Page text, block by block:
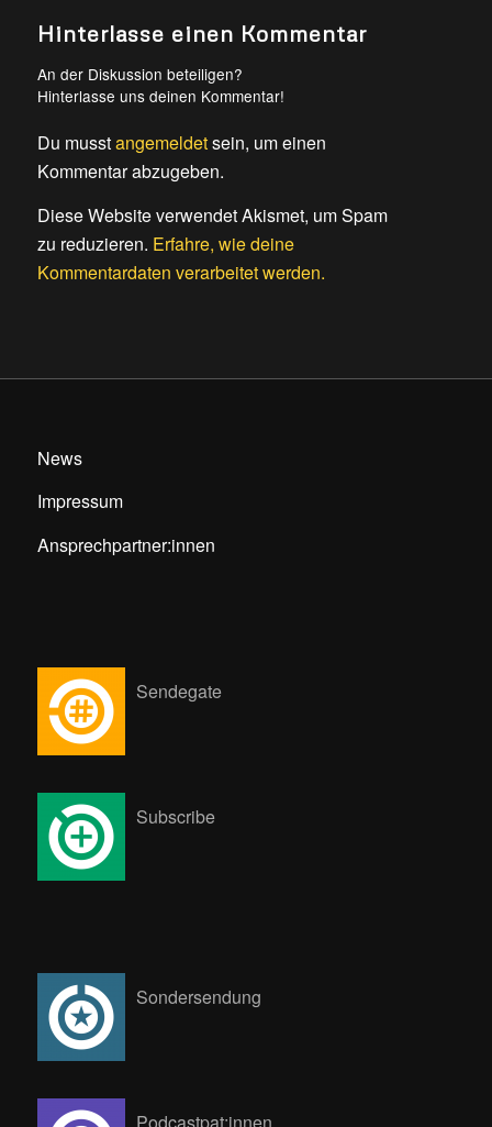
Hinterlasse einen Kommentar
An der Diskussion beteiligen?
Hinterlasse uns deinen Kommentar!
Du musstangemeldetsein, um einen
Kommentar abzugeben.
Diese Website verwendet Akismet, um Spam
zu reduzieren. Erfahre, wie deine
Kommentardaten verarbeitet werden.
News
Impressum
Ansprechpartner:innen
Sendegate
Subscribe
Sondersendung